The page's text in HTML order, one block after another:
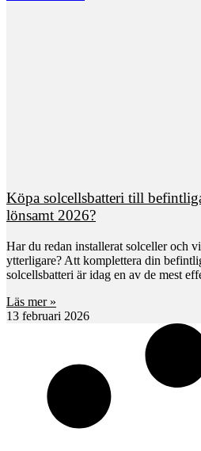
Köpa solcellsbatteri till
lönsamt 2026?
Har du redan installerat solceller och
ytterligare? Att komplettera din
solcellsbatteri är idag en av de mest
Läs mer »
13 februari 2026